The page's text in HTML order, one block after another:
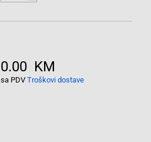
0.00 KM
sa PDV Troškovi dostave